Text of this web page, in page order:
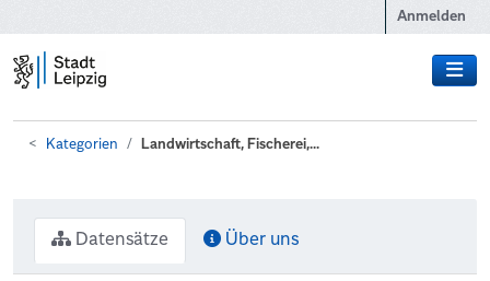
Anmelden
Kategorien Landwirtschaft, Fischerei,...
Datensätze Über uns